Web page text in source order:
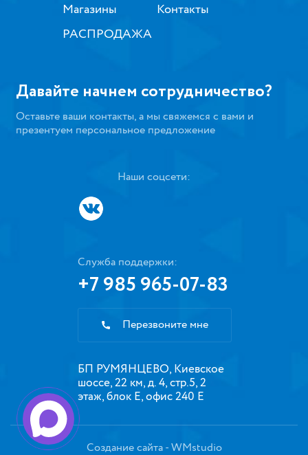
Магазины
РАСПРОДАЖА
Контакты
Давайте начнем сотрудничество?
Оставьте ваши контакты, а мы свяжемся с вами и
презентуем персональное предложение
Наши соцсети:
Служба поддержки:
+7 985 965-07-83
Перезвоните мне
БП РУМЯНЦЕВО, Киевское
шоссе, 22 км, д. 4, стр.5, 2
этаж, блок Е, офис 240 Е
Создание сайта- WMstudio